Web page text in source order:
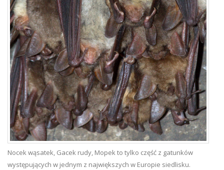
Nocek wąsatek, Gacek rudy, Mopek to tylko część z gatunków
występujących w jednym z największych w Europie siedlisku.